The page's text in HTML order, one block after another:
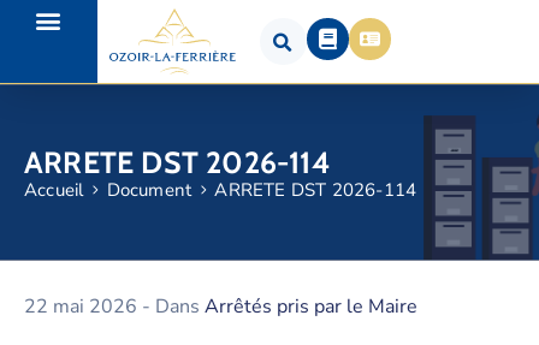
ARRETE DST 2026-114
Accueil Document ARRETE DST 2026-114
22 mai 2026 - Dans Arrêtés pris par le Maire